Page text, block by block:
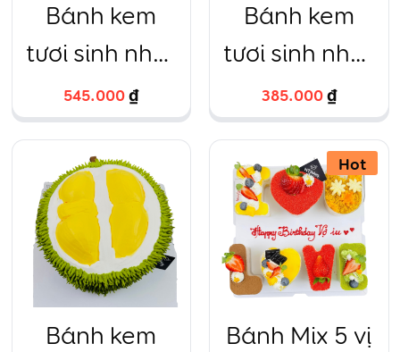
Bánh kem
tươi sinh nhật
gấu fondant
vàng 2 tầng
HTBakery
18cm+14cm
545.000₫
Bánh kem
tươi sinh nhật
oto đỏ mô
hình
385.000₫
Bánh kem
Hot
Bánh Mix 5 vị